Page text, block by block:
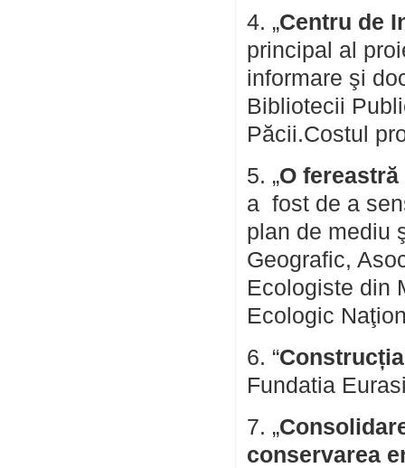
4. „Centru de
principal al
informare şi
Bibliotecii
Păcii.Costul
5. „O
a fost de a
plan de mediu
Geografic,
Ecologiste din
Ecologic
6. “
Fundatia
7. „
conservarea